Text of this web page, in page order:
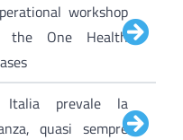
workshop
the One Health
prevale la
quasi sempre